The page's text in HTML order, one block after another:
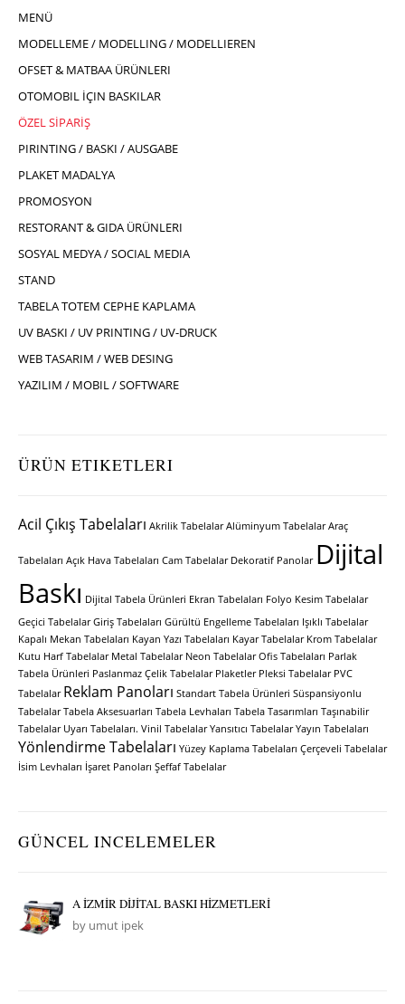
MENÜ
MODELLEME / MODELLING / MODELLIEREN
OFSET & MATBAA ÜRÜNLERI
OTOMOBIL İÇIN BASKILAR
ÖZEL SİPARİŞ
PIRINTING / BASKI / AUSGABE
PLAKET MADALYA
PROMOSYON
RESTORANT & GIDA ÜRÜNLERI
SOSYAL MEDYA / SOCIAL MEDIA
STAND
TABELA TOTEM CEPHE KAPLAMA
UV BASKI / UV PRINTING / UV-DRUCK
WEB TASARIM / WEB DESING
YAZILIM / MOBIL / SOFTWARE
ÜRÜN ETIKETLERI
Acil Çıkış Tabelaları Akrilik Tabelalar Alüminyum Tabelalar Araç
Tabelaları Açık Hava Tabelaları Cam Tabelalar Dekoratif Panolar Dijital
Baskı Dijital Tabela Ürünleri Ekran Tabelaları Folyo Kesim Tabelalar
Geçici Tabelalar Giriş Tabelaları Gürültü Engelleme Tabelaları Işıklı Tabelalar
Kapalı Mekan Tabelaları Kayan Yazı Tabelaları Kayar Tabelalar Krom Tabelalar
Kutu Harf Tabelalar Metal Tabelalar Neon Tabelalar Ofis Tabelaları Parlak
Tabela Ürünleri Paslanmaz Çelik Tabelalar Plaketler Pleksi Tabelalar PVC
Tabelalar Reklam Panoları Standart Tabela Ürünleri Süspansiyonlu
Tabelalar Tabela Aksesuarları Tabela Levhaları Tabela Tasarımları Taşınabilir
Tabelalar Uyarı Tabelaları. Vinil Tabelalar Yansıtıcı Tabelalar Yayın Tabelaları
Yönlendirme Tabelaları Yüzey Kaplama Tabelaları Çerçeveli Tabelalar
İsim Levhaları İşaret Panoları Şeffaf Tabelalar
GÜNCEL INCELEMELER
A İZMİR DİJİTAL BASKI HİZMETLERİ
by umut ipek